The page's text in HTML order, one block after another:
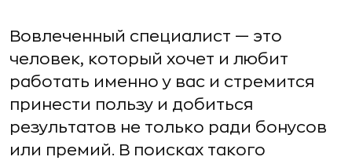
Вовлеченный специалист — это
человек, который хочет и любит
работать именно у вас и стремится
принести пользу и добиться
результатов не только ради бонусов
или премий. В поисках такого